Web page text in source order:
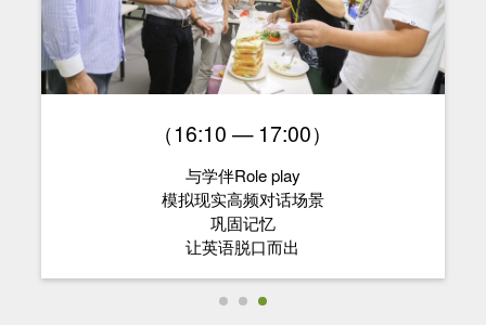
（16:10 — 17:00）
与学伴Role play
模拟现实高频对话场景
巩固记忆
让英语脱口而出